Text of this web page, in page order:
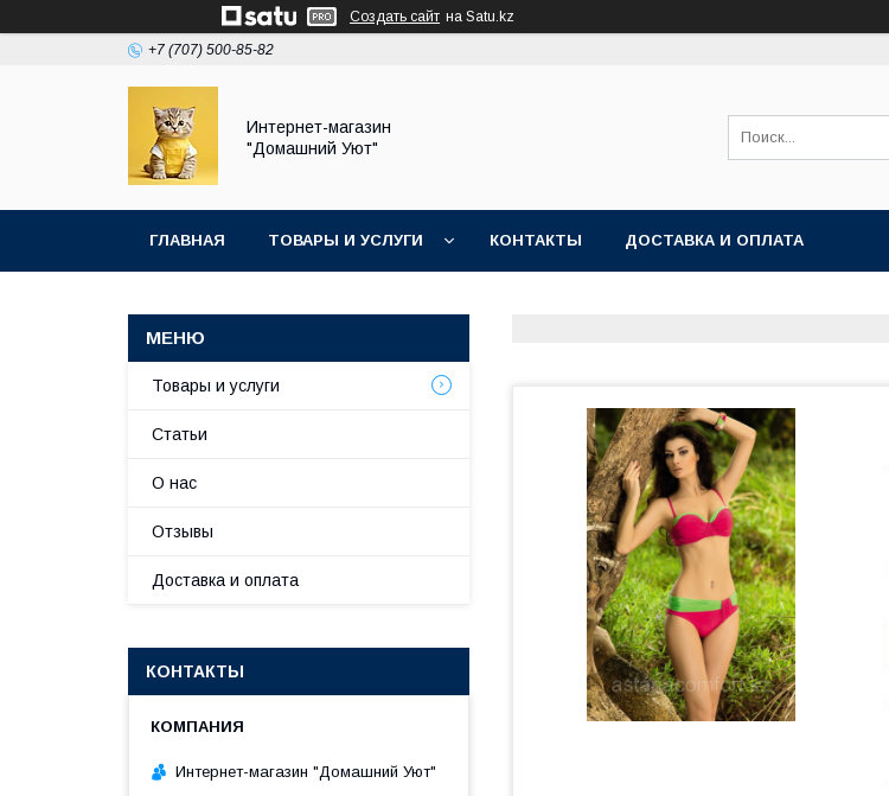
Создать сайт на Satu.kz
+7 (707) 500-85-82
Интернет-магазин
"Домашний Уют"
ГЛАВНАЯ ТОВАРЫ И УСЛУГИ КОНТАКТЫ ДОСТАВКА И ОПЛАТА
Товары и услуги
Статьи
О нас
Отзывы
Доставка и оплата
КОНТАКТЫ
Интернет-магазин "Домашний Уют"